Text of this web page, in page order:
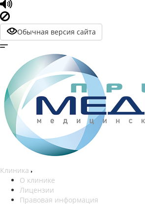
Обычная версия сайта
Клиника
О клинике
Лицензии
Правовая информация